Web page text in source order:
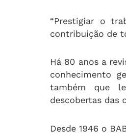
“Prestigiar o
contribuição de
Há 80 anos a
conhecimento
também que
descobertas das
Desde 1946 o